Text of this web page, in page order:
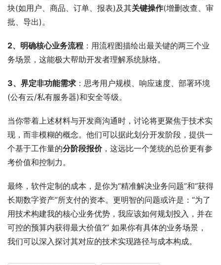
块(如用户、商品、订单、报表)及其关键操作(增删改查、审
批、导出)。
2、明确核心业务流程 ：用流程图描绘出最关键的两三个业
务场景，这能极大帮助开发者理解系统脉络。
3、界定非功能需求 ：思考用户规模、响应速度、部署环境
(公有云/私有服务器)和安全等级。
当你带着上述材料与开发商沟通时，讨论将更聚焦于技术实
现，而非模糊的概念。他们可以据此划分开发阶段，提供一
个基于工作量的分阶段报价，这远比一个笼统的总价更有参
考价值和控制力。
最终，软件定制的成本，是你为“精准解决业务问题”和“获得
长期数字资产”所支付的资本。更明智的问题或许是：“为了
用技术构建我的核心业务优势，我应该如何规划投入，并在
可控的预算内获得最大价值?” 如果你有具体的业务场景，
我们可以深入探讨其对应的技术实现路径与成本构成。